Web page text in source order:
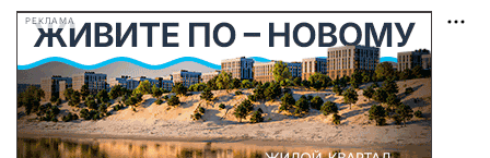
РЕКЛАМА